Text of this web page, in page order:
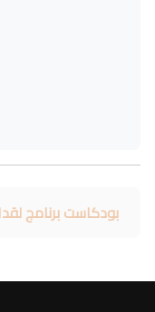
بودكاست برنامج